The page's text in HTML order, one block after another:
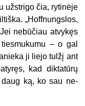
užstrigo čia, rytinėje
„Hoffnungslos,
nebūčiau at­vykęs
– o gal
ji liejo tulžį ant
kad diktatūrų
daug ką, ko sau ne­